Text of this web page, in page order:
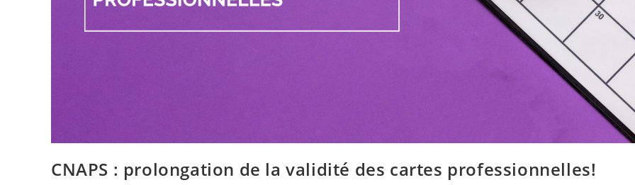
CNAPS : prolongation de la validité des cartes professionnelles!